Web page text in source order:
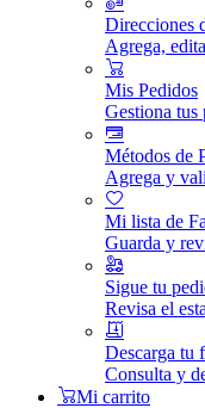
Direcciones
Agrega,
Mis Pedidos
Gestiona tus
Métodos de
Agrega y
Mi lista de
Guarda y
Sigue tu
Revisa el
Descarga tu
Consulta y
Mi carrito